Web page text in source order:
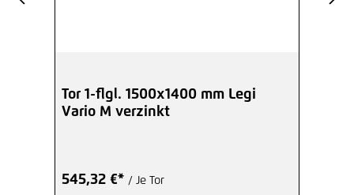
Tor 1-flgl. 1500x1400 mm Legi
Vario M verzinkt
545,32 €* / Je Tor